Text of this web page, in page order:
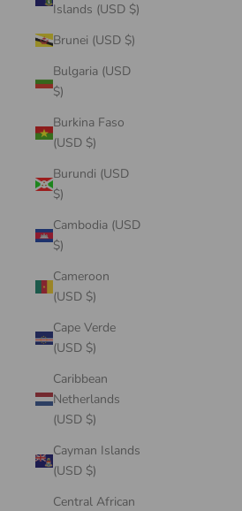
Islands (USD $)
Brunei (USD $)
Bulgaria (USD
$)
Burkina Faso
(USD $)
Burundi (USD
$)
Cambodia (USD
$)
Cameroon
(USD $)
Cape Verde
(USD $)
Caribbean
Netherlands
(USD $)
Cayman Islands
(USD $)
Central African